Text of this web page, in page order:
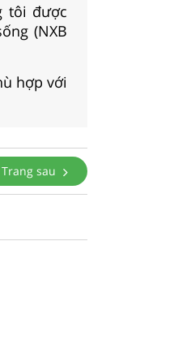
tôi được
(NXB
hợp với
Trang sau